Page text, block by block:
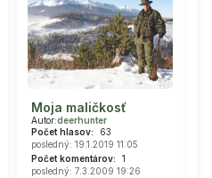
Moja maličkosť
Autor:deerhunter
Počet hlasov:
63
posledný: 19.1.2019 11:05
Počet komentárov:
1
posledný: 7.3.2009 19:26